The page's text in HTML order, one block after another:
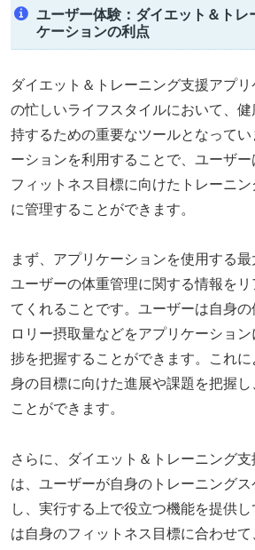
ユーザー体験：ダイエット＆トレ
ケーションの利点
ダイエット＆トレーニング支援アプ
の忙しいライフスタイルにおいて、
持するための重要なツールとなって
ーションを利用することで、ユーザ
フィットネス目標に向けたトレーニ
に管理することができます。
まず、アプリケーションを使用する最
ユーザーの体重管理に関する情報を
てくれることです。ユーザーは自身
ロリー摂取量などをアプリケーショ
捗を把握することができます。これ
身の目標に向けた進展や課題を把握し
ことができます。
さらに、ダイエット＆トレーニング
は、ユーザーが自身のトレーニング
し、実行する上で役立つ機能を提供
は自身のフィットネス目標に合わせ